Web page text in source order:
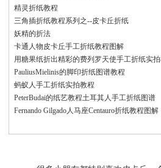
精灵折纸教程
三角插折纸教程系列之--皮卡丘折纸
妖精的折法
卡通人物皮卡丘手工折纸教程图解
用糖果纸折出精彩的费列罗天使手工折纸实
PauliusMielinis的脚印折纸图谱教程
蚂蚁人手工折纸实拍教程
PeterBudai的纸艺教程土耳其人手工折纸图谱
Fernando Gilgado人马座Centauro折纸教程图解